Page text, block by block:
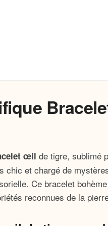
œil de tigre, sublimé
chic et chargé de
Ce bracelet
reconnues de la